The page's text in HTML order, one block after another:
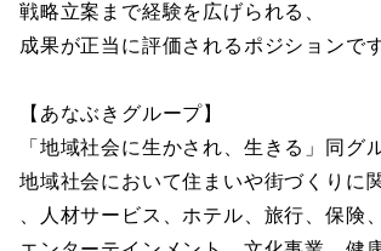
戦略立案まで経験を広げられる、
成果が正当に評価されるポジションです
【あなぶきグループ】
「地域社会に生かされ、生きる」同グ
地域社会において住まいや街づくりに
、人材サービス、ホテル、旅行、保険、